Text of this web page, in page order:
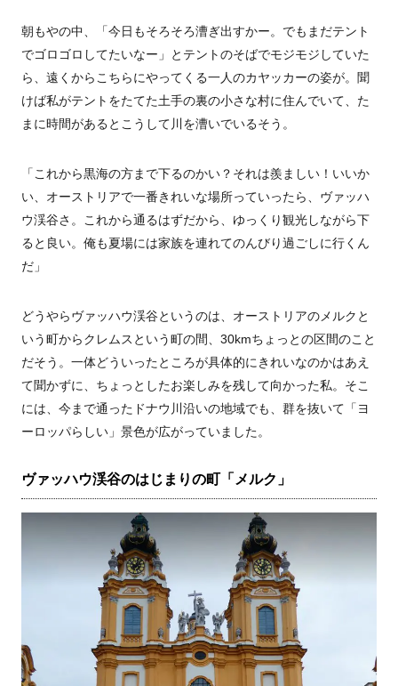
朝もやの中、「今日もそろそろ漕ぎ出すかー。でもまだテント
でゴロゴロしてたいなー」とテントのそばでモジモジしていた
ら、遠くからこちらにやってくる一人のカヤッカーの姿が。聞
けば私がテントをたてた土手の裏の小さな村に住んでいて、た
まに時間があるとこうして川を漕いでいるそう。
「これから黒海の方まで下るのかい？それは羨ましい！いいか
い、オーストリアで一番きれいな場所っていったら、ヴァッハ
ウ渓谷さ。これから通るはずだから、ゆっくり観光しながら下
ると良い。俺も夏場には家族を連れてのんびり過ごしに行くん
だ」
どうやらヴァッハウ渓谷というのは、オーストリアのメルクと
いう町からクレムスという町の間、30kmちょっとの区間のこと
だそう。一体どういったところが具体的にきれいなのかはあえ
て聞かずに、ちょっとしたお楽しみを残して向かった私。そこ
には、今まで通ったドナウ川沿いの地域でも、群を抜いて「ヨ
ーロッパらしい」景色が広がっていました。
ヴァッハウ渓谷のはじまりの町「メルク」